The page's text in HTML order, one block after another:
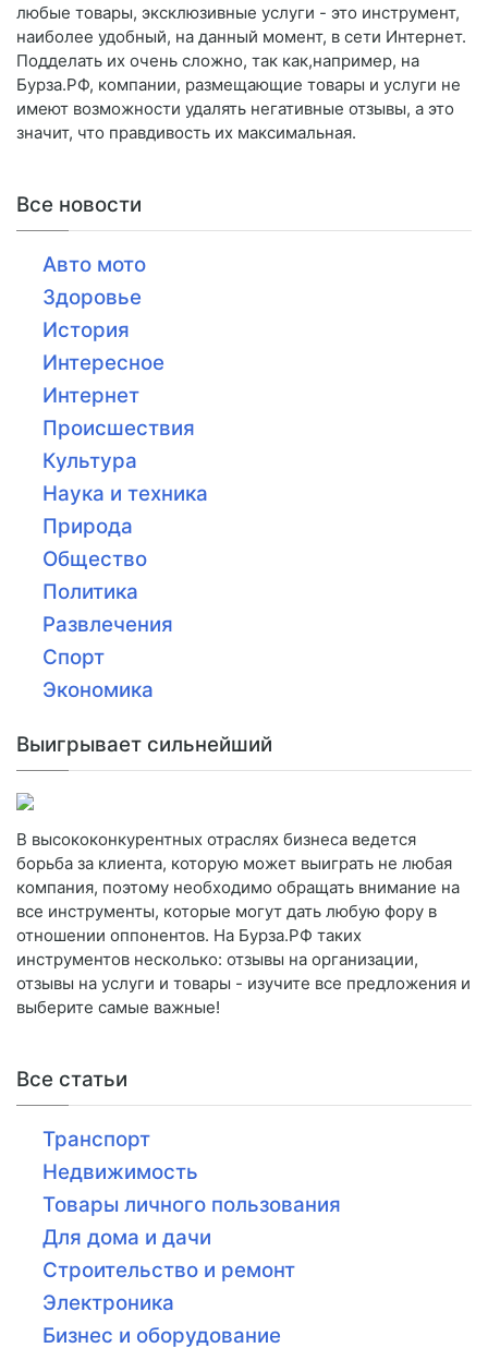
любые товары, эксклюзивные услуги - это инструмент,
наиболее удобный, на данный момент, в сети Интернет.
Подделать их очень сложно, так как,например, на
Бурза.РФ, компании, размещающие товары и услуги не
имеют возможности удалять негативные отзывы, а это
значит, что правдивость их максимальная.
Все новости
Авто мото
Здоровье
История
Интересное
Интернет
Происшествия
Культура
Наука и техника
Природа
Общество
Политика
Развлечения
Спорт
Экономика
Выигрывает сильнейший
В высококонкурентных отраслях бизнеса ведется
борьба за клиента, которую может выиграть не любая
компания, поэтому необходимо обращать внимание на
все инструменты, которые могут дать любую фору в
отношении оппонентов. На Бурза.РФ таких
инструментов несколько: отзывы на организации,
отзывы на услуги и товары - изучите все предложения и
выберите самые важные!
Все статьи
Транспорт
Недвижимость
Товары личного пользования
Для дома и дачи
Строительство и ремонт
Электроника
Бизнес и оборудование